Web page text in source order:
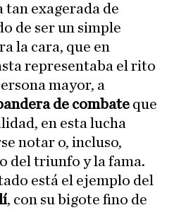
tan exagerada de
de ser un simple
la cara, que en
representaba el rito
mayor, a
de combate que
en esta lucha
notar o, incluso,
del triunfo y la fama.
está el ejemplo del
, con su bigote fino de